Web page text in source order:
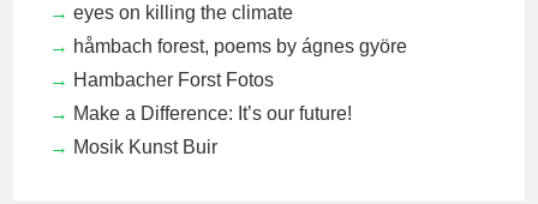
eyes on killing the climate
håmbach forest, poems by ágnes györe
Hambacher Forst Fotos
Make a Difference: It’s our future!
Mosik Kunst Buir